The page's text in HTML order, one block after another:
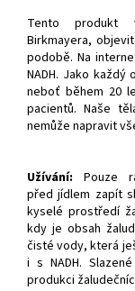
Tento produkt
Birkmayera,
podobě. Na
NADH. Jako
neboť během 20
pacientů. Naše
nemůže napravit
Užívání: Pouze
před jídlem zapít
kyselé prostředí
kdy je obsah
čisté vody, která
i s NADH.
produkci